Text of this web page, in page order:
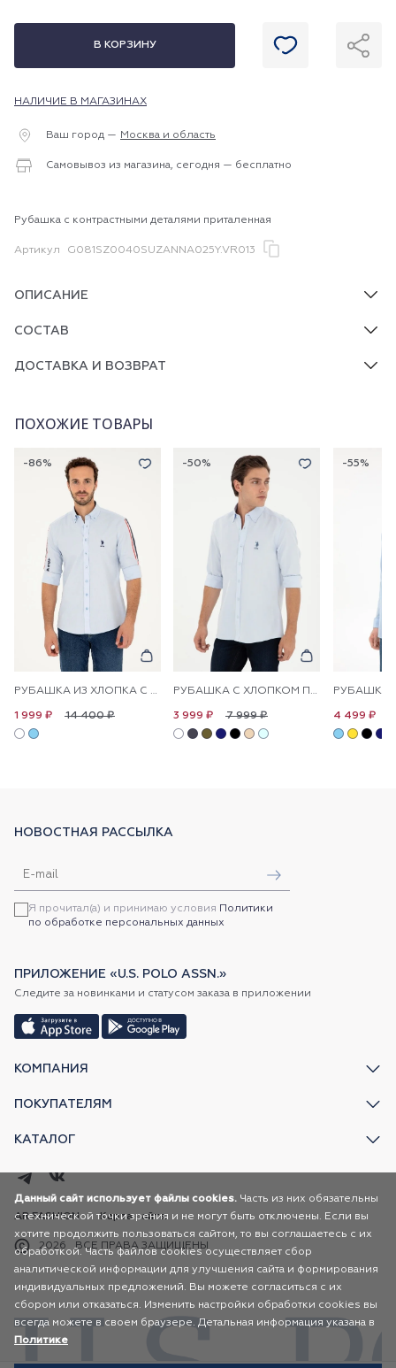
В КОРЗИНУ
НАЛИЧИЕ В МАГАЗИНАХ
Ваш город — Москва и область
Самовывоз из магазина, сегодня — бесплатно
Рубашка с контрастными деталями приталенная
Артикул G081SZ0040SUZANNA025Y.VR013
ОПИСАНИЕ
СОСТАВ
ДОСТАВКА И ВОЗВРАТ
ПОХОЖИЕ ТОВАРЫ
-86%
РУБАШКА ИЗ ХЛОПКА С ПРИНТОМ ПРЯМАЯ
14 400 ₽
1 999 ₽
-50%
РУБАШКА С ХЛОПКОМ ПРИТАЛЕННАЯ
7 999 ₽
3 999 ₽
-55%
4 499 ₽
КОМПАНИЯ
ПОКУПАТЕЛЯМ
КАТАЛОГ
НОВОСТНАЯ РАССЫЛКА
Я прочитал(а) и принимаю условия Политики
по обработке персональных данных
ПРИЛОЖЕНИЕ «U.S. POLO ASSN.»
Следите за новинками и статусом заказа в приложении
2026 ВСЕ ПРАВА ЗАЩИЩЕНЫ
AR FASHION Карта сайта
Данный сайт использует файлы cookies. Часть из них обязательны
с технической точки зрения и не могут быть отключены. Если вы
хотите продолжить пользоваться сайтом, то вы соглашаетесь с их
обработкой. Часть файлов cookies осуществляет сбор
аналитической информации для улучшения сайта и формирования
индивидуальных предложений. Вы можете согласиться с их
сбором или отказаться. Изменить настройки обработки cookies вы
всегда можете в своем браузере. Детальная информация указана в
Политике